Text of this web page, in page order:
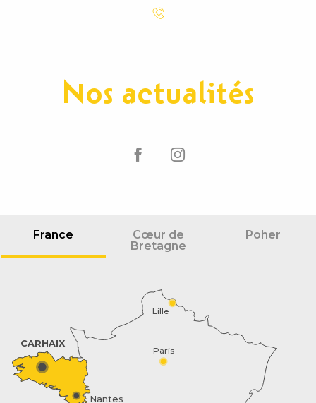
Nos actualités
France
Cœur de
Bretagne
Poher
Paris
Lille
Nantes
CARHAIX